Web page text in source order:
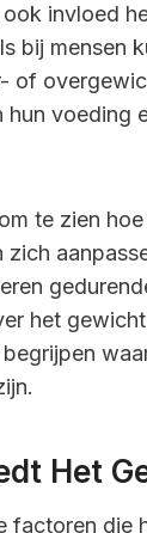
invloed
bij mensen
of
hun voeding
te zien
zich
het
Het
factoren die